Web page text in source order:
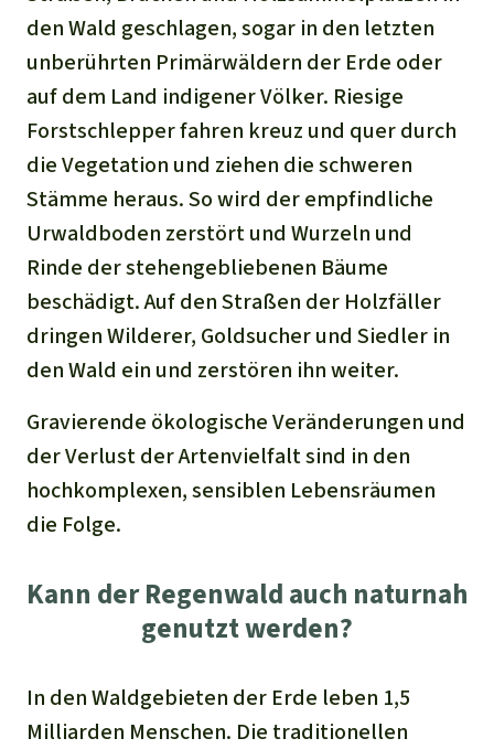
den Wald geschlagen, sogar in den letzten
unberührten Primärwäldern der Erde oder
auf dem Land indigener Völker. Riesige
Forstschlepper fahren kreuz und quer durch
die Vegetation und ziehen die schweren
Stämme heraus. So wird der empfindliche
Urwaldboden zerstört und Wurzeln und
Rinde der stehengebliebenen Bäume
beschädigt. Auf den Straßen der Holzfäller
dringen Wilderer, Goldsucher und Siedler in
den Wald ein und zerstören ihn weiter.
Gravierende ökologische Veränderungen und
der Verlust der Artenvielfalt sind in den
hochkomplexen, sensiblen Lebensräumen
die Folge.
Kann der Regenwald auch naturnah
genutzt werden?
In den Waldgebieten der Erde leben 1,5
Milliarden Menschen. Die traditionellen